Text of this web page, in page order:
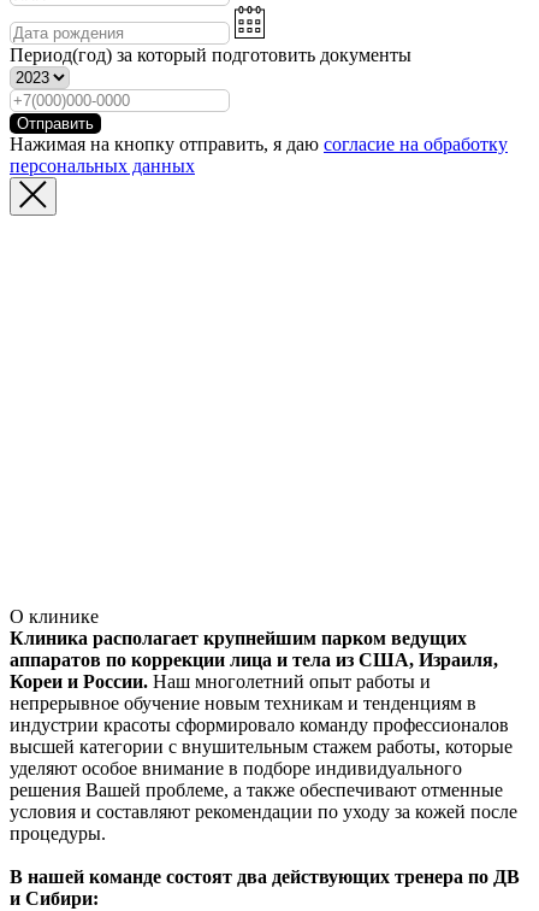
Период(год) за который подготовить документы
Отправить
Нажимая на кнопку отправить, я даю согласие на обработку
персональных данных
О клинике
Клиника располагает крупнейшим парком ведущих
аппаратов по коррекции лица и тела из США, Израиля,
Кореи и России. Наш многолетний опыт работы и
непрерывное обучение новым техникам и тенденциям в
индустрии красоты сформировало команду профессионалов
высшей категории с внушительным стажем работы, которые
уделяют особое внимание в подборе индивидуального
решения Вашей проблеме, а также обеспечивают отменные
условия и составляют рекомендации по уходу за кожей после
процедуры.
В нашей команде состоят два действующих тренера по ДВ
и Сибири: